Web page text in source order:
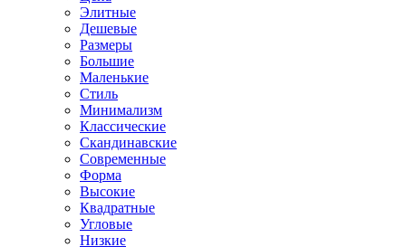
Элитные
Дешевые
Размеры
Большие
Маленькие
Стиль
Минимализм
Классические
Скандинавские
Современные
Форма
Высокие
Квадратные
Угловые
Низкие